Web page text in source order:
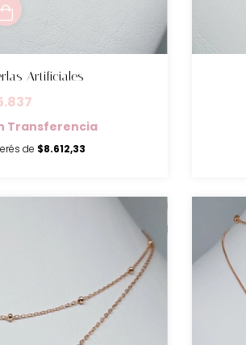
Artificiales
Transferencia
de $8.612,33